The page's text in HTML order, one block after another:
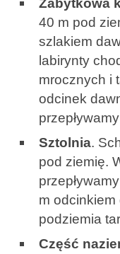
Zabytkowa
40 m pod
szlakiem
labirynty
mrocznych i
odcinek
Sztolnia.
pod ziemię.
m
podziemia
Część